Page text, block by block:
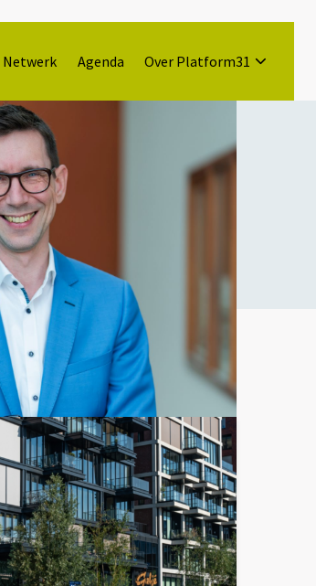
Netwerk Agenda Over Platform31